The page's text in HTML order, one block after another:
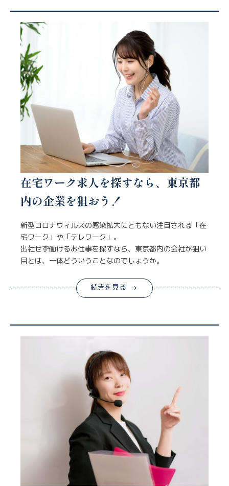
在宅ワーク求人を探すなら、東京都
内の企業を狙おう！
新型コロナウィルスの感染拡大にともない注目される「在
宅ワーク」や「テレワーク」。
出社せず働けるお仕事を探すなら、東京都内の会社が狙い
目とは、一体どういうことなのでしょうか。
続きを見る